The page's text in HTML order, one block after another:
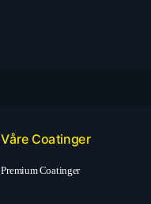
Våre Coatinger
Premium Coatinger